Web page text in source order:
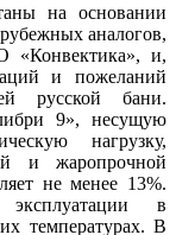
на основании
аналогов,
«Конвектика», и,
и пожеланий
русской бани.
9», несущую
нагрузку,
и жаропрочной
не менее 13%.
в
температурах. В